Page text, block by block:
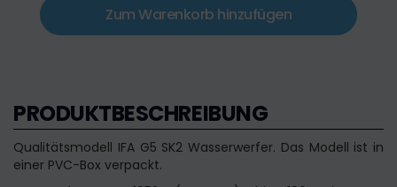
Zum Warenkorb hinzufügen
PRODUKTBESCHREIBUNG
Qualitätsmodell IFA G5 SK2 Wasserwerfer. Das Modell ist in
einer PVC-Box verpackt.